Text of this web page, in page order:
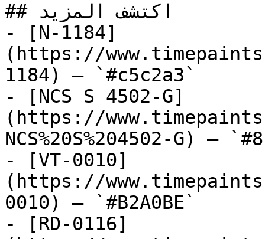
## اكتشف المزيد
- [N-1184]
(https://
1184) — `#c5c2a3`
- [NCS S 4502-G]
(https://
NCS%20S%204502-G) —
- [VT-0010]
(https://
0010) — `#B2A0BE`
- [RD-0116]